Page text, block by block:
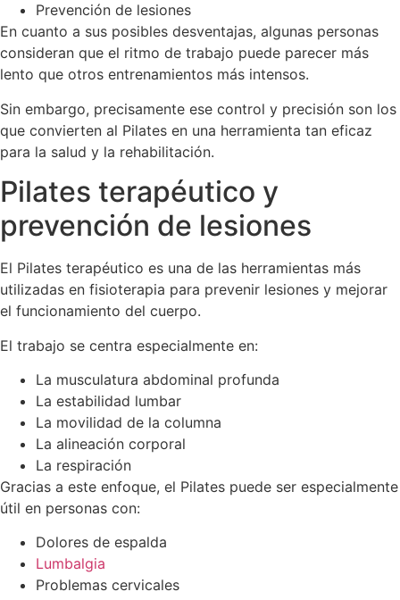
Prevención de lesiones
En cuanto a sus posibles desventajas, algunas personas
consideran que el ritmo de trabajo puede parecer más
lento que otros entrenamientos más intensos.
Sin embargo, precisamente ese control y precisión son los
que convierten al Pilates en una herramienta tan eficaz
para la salud y la rehabilitación.
Pilates terapéutico y
prevención de lesiones
El Pilates terapéutico es una de las herramientas más
utilizadas en fisioterapia para prevenir lesiones y mejorar
el funcionamiento del cuerpo.
El trabajo se centra especialmente en:
La musculatura abdominal profunda
La estabilidad lumbar
La movilidad de la columna
La alineación corporal
La respiración
Gracias a este enfoque, el Pilates puede ser especialmente
útil en personas con:
Dolores de espalda
Lumbalgia
Problemas cervicales